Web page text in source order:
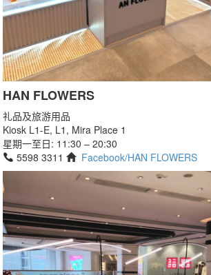
HAN FLOWERS
礼品及旅游用品
Kiosk L1-E, L1, Mira Place 1
星期一至日: 11:30 – 20:30
5598 3311
Facebook/HAN FLOWERS